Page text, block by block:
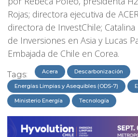
Rojas; directora ejecutiva de
directora de InvestChile; Catalina
de Inversiones en Asia y Lucas
Embajada de Chile en Corea.
Tags: Acera Descarbonización
Energías Limpias y Asequibles (ODS-7)
Ministerio Energía Tecnología